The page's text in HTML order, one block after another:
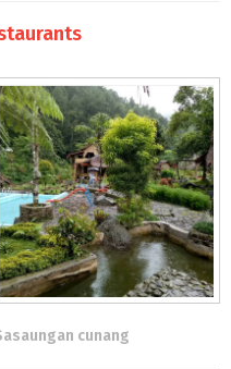
cunang